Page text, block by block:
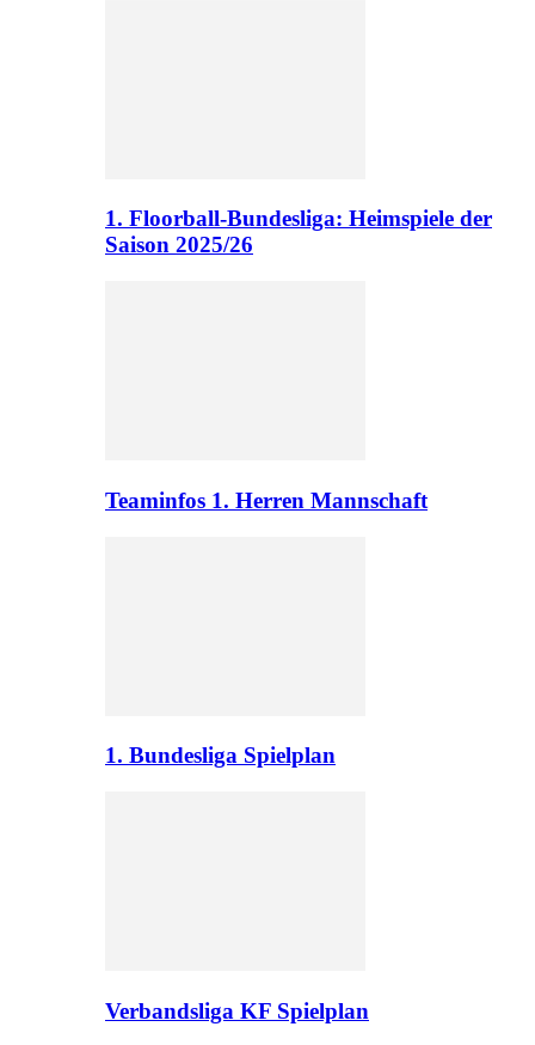
1. Floorball-Bundesliga: Heimspiele der
Saison 2025/26
Teaminfos 1. Herren Mannschaft
1. Bundesliga Spielplan
Verbandsliga KF Spielplan